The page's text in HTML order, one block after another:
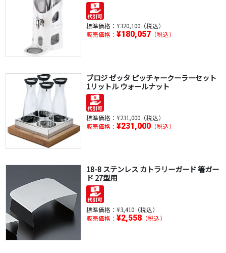
標準価格： ¥320,100（税込）
販売価格： ¥180,057（税込）
ブロジ ゼッタ ピッチャークーラーセット
1リットル ウォールナット
標準価格： ¥231,000（税込）
販売価格： ¥231,000（税込）
18-8 ステンレス カトラリーガード 箸ガー
ド 27型用
標準価格： ¥3,410（税込）
販売価格： ¥2,558（税込）